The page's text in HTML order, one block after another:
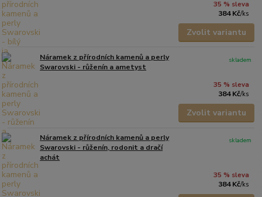
35 % sleva
384 Kč/ks
Zvolit variantu
Náramek z přírodních kamenů a perly
Swarovski - růženín a ametyst
35 % sleva
384 Kč/ks
skladem
Zvolit variantu
Náramek z přírodních kamenů a perly
Swarovski - růženín, rodonit a dračí
achát
35 % sleva
384 Kč/ks
skladem